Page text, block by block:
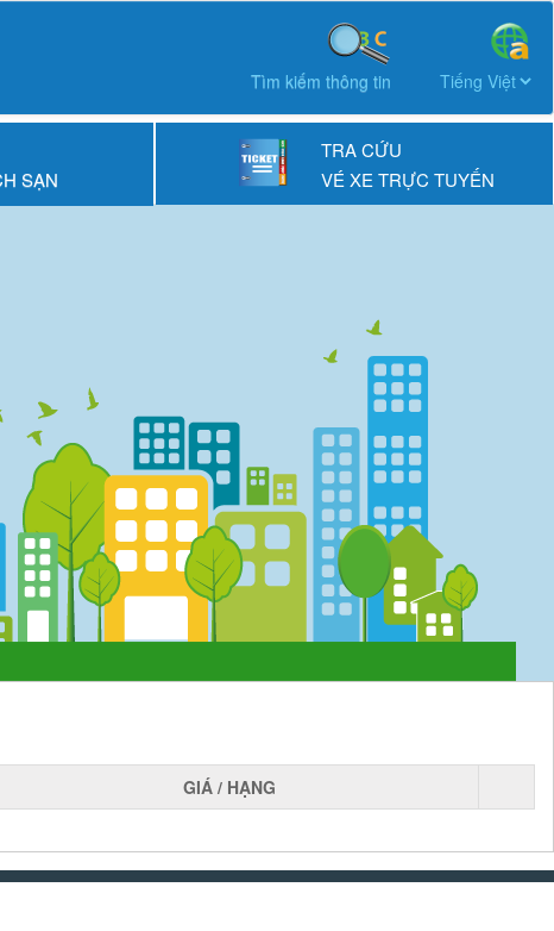
Tìm kiếm thông tin
SẠN
TRA CỨU
VÉ XE TRỰC TUYẾN
GIÁ / HẠNG